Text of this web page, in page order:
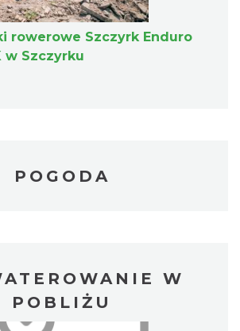
rowerowe Szczyrk Enduro
w Szczyrku
POGODA
W
POBLIŻU